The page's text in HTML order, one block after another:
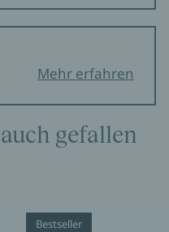
Mehr erfahren
gefallen
Bestseller